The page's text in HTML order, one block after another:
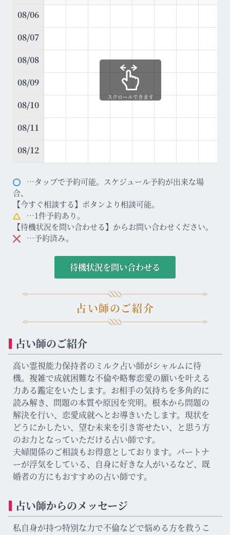
08/06
08/07
08/08
08/09
08/10
08/11
08/12
スクロールできます
…タップで予約可能。スケジュール予約が出来な場
合、
【今すぐ相談する】ボタンより相談可能。
…1件予約あり。
【待機状況を問い合わせる】からお問い合わせください。
…予約済み。
待機状況を問い合わせる
占い師のご紹介
占い師のご紹介
高い霊視能力保持者のミルク占い師がシャルムに待
機。複雑で成就困難な不倫や略奪恋愛の願いを叶える
力ある鑑定をいたします。お相手の気持ちを多角的に
読み解き、問題の本質や原因を究明。根本から問題の
解決を行い、恋愛成就へとお導きいたします。現状を
どうにかしたい、望む未来を引き寄せたい、と思う方
のお力となっていただける占い師です。
夫婦関係のご相談もお得意としております。パートナ
ーが浮気をしている、自身に好きな人がいるなど、既
婚者の方にもおすすめの占い師です。
占い師からのメッセージ
私自身が持つ特別な力で不倫などで悩める方を救うこ